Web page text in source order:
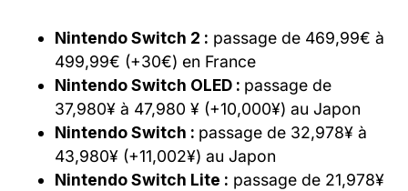
Nintendo Switch 2 : passage de 469,99€ à
499,99€ (+30€) en France
Nintendo Switch OLED : passage de
37,980¥ à 47,980 ¥ (+10,000¥) au Japon
Nintendo Switch : passage de 32,978¥ à
43,980¥ (+11,002¥) au Japon
Nintendo Switch Lite : passage de 21,978¥